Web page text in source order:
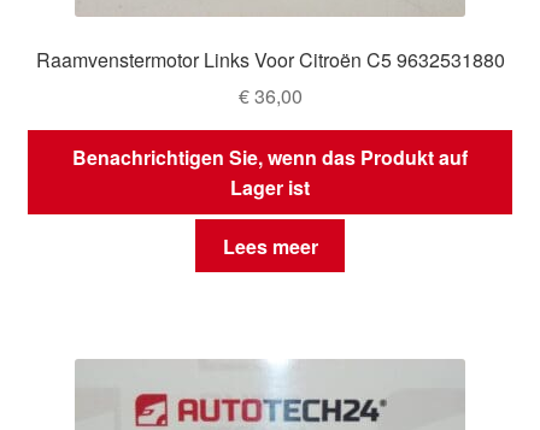
Raamvenstermotor Links Voor Citroën C5 9632531880
€36,00
Benachrichtigen Sie, wenn das Produkt auf
Lager ist
Lees meer